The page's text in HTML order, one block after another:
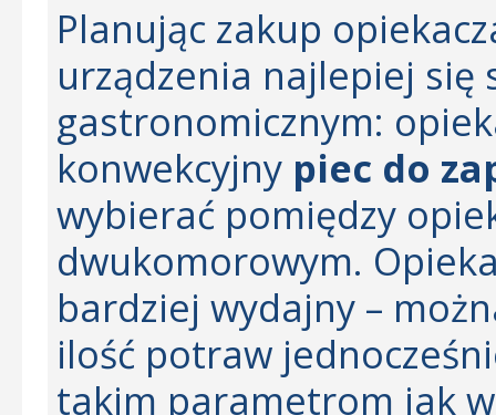
Planując zakup
urządzenia najlepiej się
gastronomicznym:
konwekcyjny piec do
wybierać pomiędzy
dwukomorowym.
bardziej wydajny –
ilość potraw
takim parametrom jak